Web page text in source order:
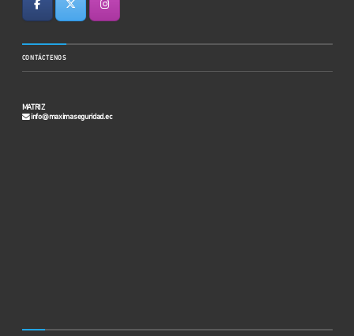
CONTÁCTENOS
MATRIZ
info@maximaseguridad.ec